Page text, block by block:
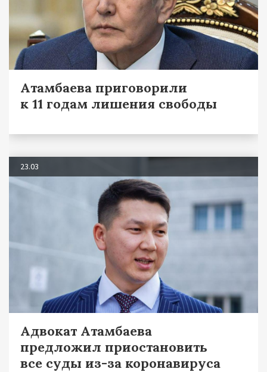
Атамбаева приговорили
к 11 годам лишения свободы
23.03
Адвокат Атамбаева
предложил приостановить
все суды из-за коронавируса